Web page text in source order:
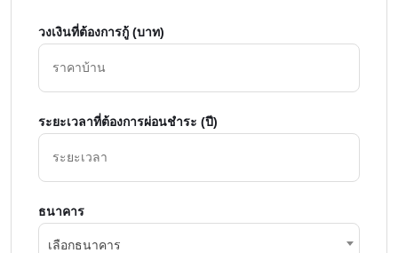
วงเงินที่ต้องการกู้ (บาท)
ระยะเวลาที่ต้องการผ่อนชำระ (ปี)
ธนาคาร
เลือกธนาคาร